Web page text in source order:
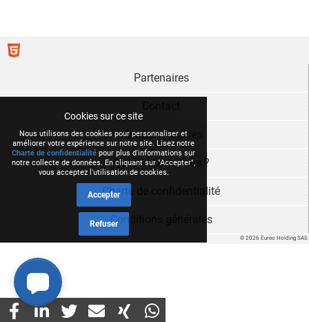
Cookies sur ce site
Nous utilisons des cookies pour personnaliser et
améliorer votre expérience sur notre site. Lisez notre
Charte de confidentialité pour plus d'informations sur
notre collecte de données. En cliquant sur "Accepter",
vous acceptez l'utilisation de cookies.
Accepter
Refuser
© 2026 Eureo Holding SAS
Partenaires
Mentions légales
Qui sommes nous ?
Charte de confidentialité
Conditions générales